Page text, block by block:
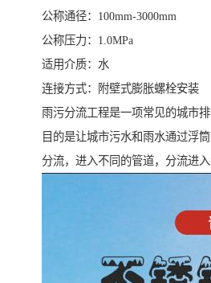
公称通径：100mm-3000mm
公称压力：1.0MPa
适用介质：水
连接方式：附壁式膨胀螺栓安装
雨污分流工程是一项常见的城市
目的是让城市污水和雨水通过浮
分流，进入不同的管道，分流进入